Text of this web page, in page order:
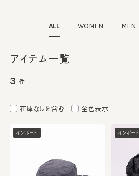
ALL WOMEN MEN
アイテム一覧
3 件
在庫なしを含む 全色表示
インポート インポート